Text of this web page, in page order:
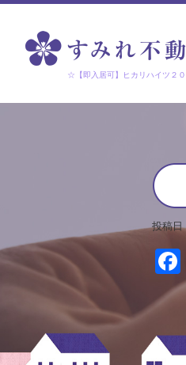
☆【即入居可】ヒカリハイツ２
投稿日